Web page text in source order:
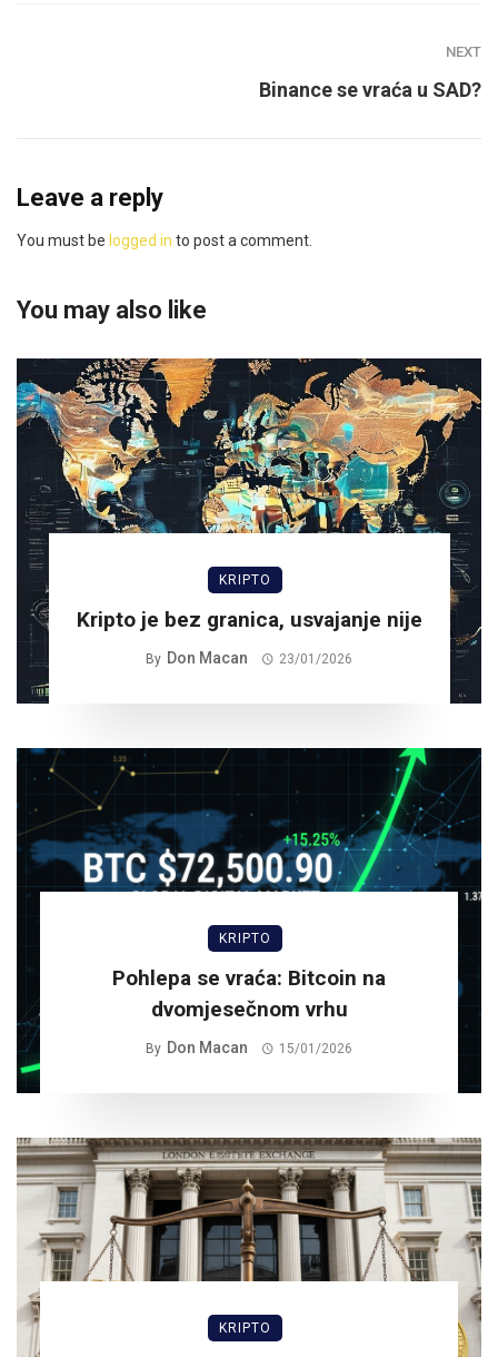
NEXT
Binance se vraća u SAD?
Leave a reply
You must be logged in to post a comment.
You may also like
KRIPTO
Kripto je bez granica, usvajanje nije
By Don Macan 23/01/2026
KRIPTO
Pohlepa se vraća: Bitcoin na
dvomjesečnom vrhu
By Don Macan 15/01/2026
KRIPTO